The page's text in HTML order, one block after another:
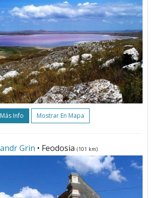
Más Info Mostrar En Mapa
Grin • Feodosia (101 km)